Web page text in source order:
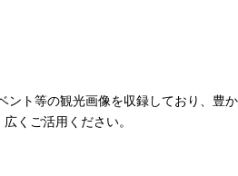
ント等の観光画像を収録しており、
くご活用ください。